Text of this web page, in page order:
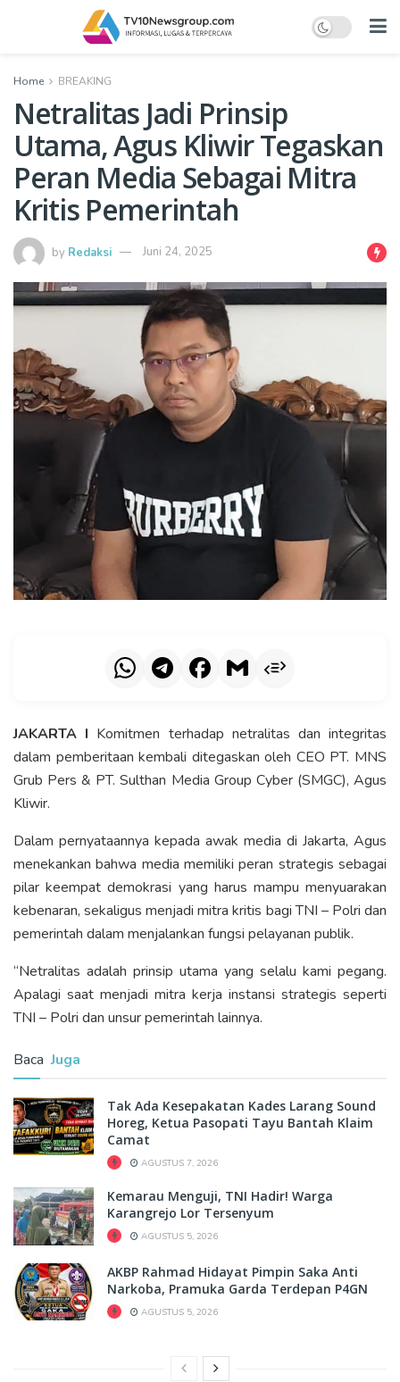
Home BREAKING
Netralitas Jadi Prinsip
Utama, Agus Kliwir Tegaskan
Peran Media Sebagai Mitra
Kritis Pemerintah
by Redaksi Juni 24, 2025
JAKARTA I Komitmen terhadap netralitas dan integritas
dalam pemberitaan kembali ditegaskan oleh CEO PT. MNS
Grub Pers & PT. Sulthan Media Group Cyber (SMGC), Agus
Kliwir.
Dalam pernyataannya kepada awak media di Jakarta, Agus
menekankan bahwa media memiliki peran strategis sebagai
pilar keempat demokrasi yang harus mampu menyuarakan
kebenaran, sekaligus menjadi mitra kritis bagi TNI – Polri dan
pemerintah dalam menjalankan fungsi pelayanan publik.
“Netralitas adalah prinsip utama yang selalu kami pegang.
Apalagi saat menjadi mitra kerja instansi strategis seperti
TNI – Polri dan unsur pemerintah lainnya.
Baca Juga
Tak Ada Kesepakatan Kades Larang Sound
Horeg, Ketua Pasopati Tayu Bantah Klaim
Camat
AGUSTUS 7, 2026
Kemarau Menguji, TNI Hadir! Warga
Karangrejo Lor Tersenyum
AGUSTUS 5, 2026
AKBP Rahmad Hidayat Pimpin Saka Anti
Narkoba, Pramuka Garda Terdepan P4GN
AGUSTUS 5, 2026